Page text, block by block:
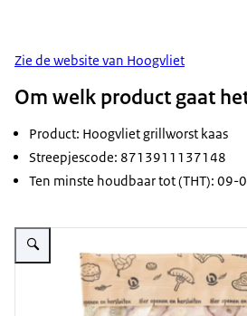
Zie de website van Hoogvliet
Om welk product gaat
Product: Hoogvliet grillworst kaas
Streepjescode: 8713911137148
Ten minste houdbaar tot (THT): 09-
Vergroot afbeelding Grillworst Hoogvliet